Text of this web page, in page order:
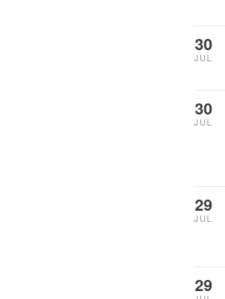
30
JUL
30
JUL
29
JUL
29